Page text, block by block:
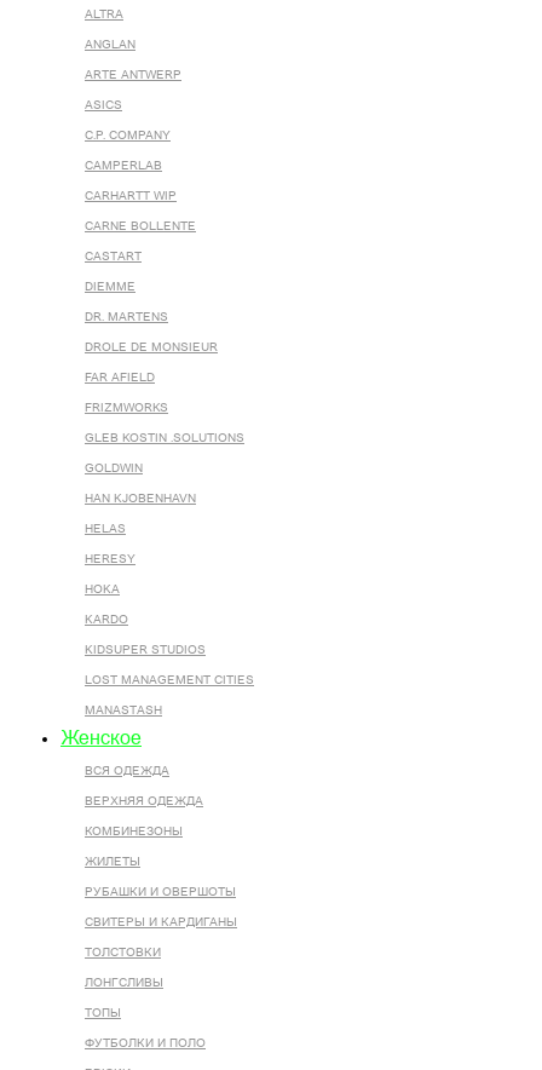
ALTRA
ANGLAN
ARTE ANTWERP
ASICS
C.P. COMPANY
CAMPERLAB
CARHARTT WIP
CARNE BOLLENTE
CASTART
DIEMME
DR. MARTENS
DROLE DE MONSIEUR
FAR AFIELD
FRIZMWORKS
GLEB KOSTIN .SOLUTIONS
GOLDWIN
HAN KJOBENHAVN
HELAS
HERESY
HOKA
KARDO
KIDSUPER STUDIOS
LOST MANAGEMENT CITIES
MANASTASH
Женское
ВСЯ ОДЕЖДА
ВЕРХНЯЯ ОДЕЖДА
КОМБИНЕЗОНЫ
ЖИЛЕТЫ
РУБАШКИ И ОВЕРШОТЫ
СВИТЕРЫ И КАРДИГАНЫ
ТОЛСТОВКИ
ЛОНГСЛИВЫ
ТОПЫ
ФУТБОЛКИ И ПОЛО